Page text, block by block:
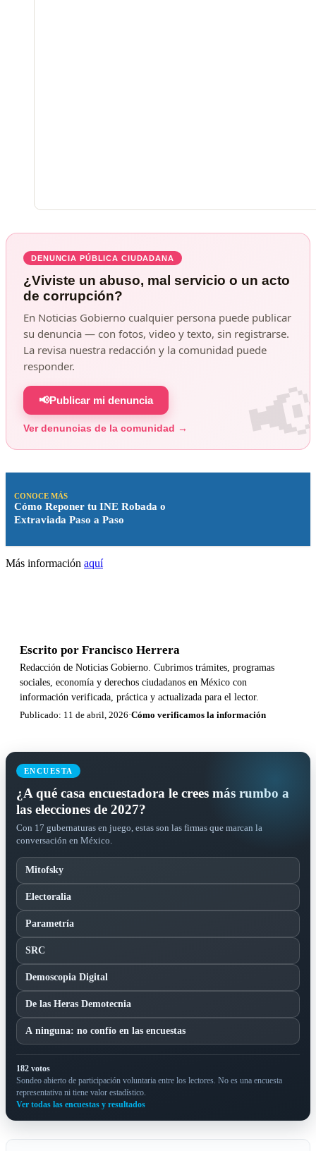
DENUNCIA PÚBLICA CIUDADANA
¿Viviste un abuso, mal servicio o un acto
de corrupción?
En Noticias Gobierno cualquier persona puede publicar
su denuncia — con fotos, video y texto, sin registrarse.
La revisa nuestra redacción y la comunidad puede
responder.
📢Publicar mi denuncia
Ver denuncias de la comunidad →
CONOCE MÁS
Cómo Reponer tu INE Robada o
Extraviada Paso a Paso
Más información aquí
Escrito por Francisco Herrera
Redacción de Noticias Gobierno. Cubrimos trámites, programas
sociales, economía y derechos ciudadanos en México con
información verificada, práctica y actualizada para el lector.
Publicado: 11 de abril, 2026·Cómo verificamos la información
ENCUESTA
¿A qué casa encuestadora le crees más rumbo a
las elecciones de 2027?
Con 17 gubernaturas en juego, estas son las firmas que marcan la
conversación en México.
Mitofsky
Electoralia
Parametría
SRC
Demoscopia Digital
De las Heras Demotecnia
A ninguna: no confío en las encuestas
182 votos
Sondeo abierto de participación voluntaria entre los lectores. No es una encuesta
representativa ni tiene valor estadístico.
Ver todas las encuestas y resultados